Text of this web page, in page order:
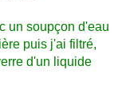
un soupçon d'eau
puis j'ai filtré,
d'un liquide